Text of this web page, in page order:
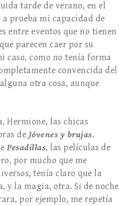
tarde de verano, en el
prueba mi capacidad de
entre eventos que no tienen
parecen caer por su
caso, como no tenía forma
convencida del
otra cosa, aunque
Hermione, las chicas
de Jóvenes y brujas.
Pesadillas, las películas de
por mucho que me
tenía claro que la
y la magia, otra. Si de noche
por ejemplo, me repetía